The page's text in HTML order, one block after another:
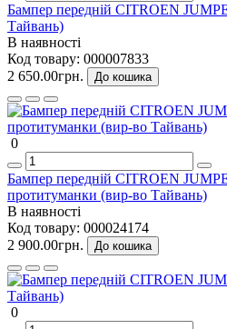
Бампер передній CITROEN
Тайвань)
В наявності
Код товару: 000007833
2 650.00грн.
До кошика
0
Бампер передній CITROEN
протитуманки (вир-во Тайвань)
В наявності
Код товару: 000024174
2 900.00грн.
До кошика
0